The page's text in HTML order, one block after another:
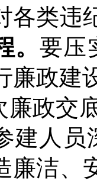
各类违
。 要压
廉政建
廉政交
建人员
廉洁、